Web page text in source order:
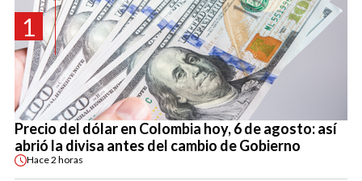
1
Precio del dólar en Colombia hoy, 6 de agosto: así
abrió la divisa antes del cambio de Gobierno
Hace2 horas